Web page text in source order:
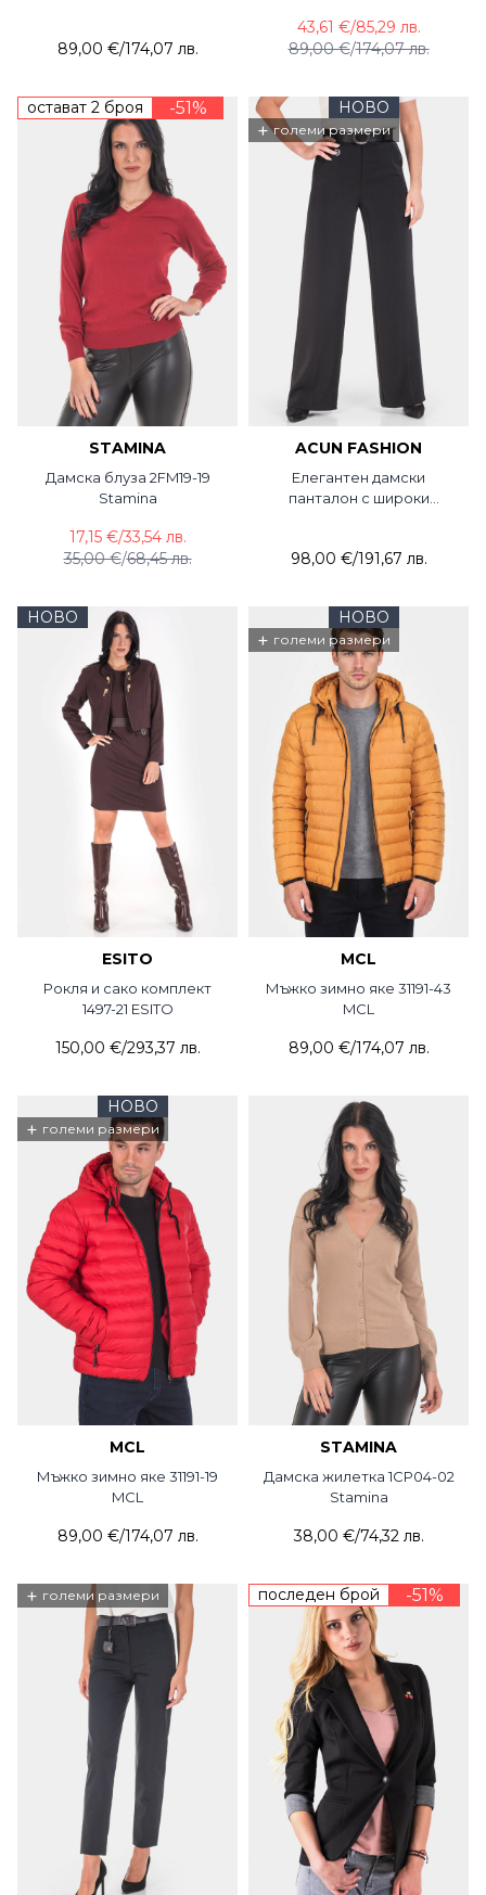
89,00 €/174,07 лв. 89,00 €/174,07 лв.
43,61 €/85,29 лв.
остават 2 броя -51%
STAMINA
Дамска блуза 2FM19-19
Stamina
35,00 €/68,45 лв.
17,15 €/33,54 лв.
НОВО
+ големи размери
ACUN FASHION
Елегантен дамски
панталон с широки
98,00 €/191,67 лв.
НОВО
ESITO
Рокля и сако комплект
1497-21 ESITO
150,00 €/293,37 лв.
НОВО
+ големи размери
MCL
Мъжко зимно яке 31191-43
MCL
89,00 €/174,07 лв.
НОВО
+ големи размери
MCL
Мъжко зимно яке 31191-19
MCL
89,00 €/174,07 лв.
STAMINA
Дамска жилетка 1CP04-02
Stamina
38,00 €/74,32 лв.
+ големи размери последен брой -51%